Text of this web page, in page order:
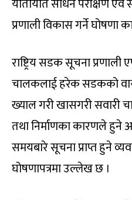
यातायात साधन परीक्षण एवं
प्रणाली विकास गर्ने घोषणा
राष्ट्रिय सडक सूचना प्रणाली
चालकलाई हरेक सडकको
ख्याल गरी खासगरी सवारी
तथा निर्माणका कारणले हुने
समयबारे सूचना प्राप्त हुने
घोषणापत्रमा उल्लेख छ ।